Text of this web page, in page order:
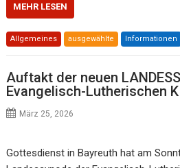
MEHR LESEN
Allgemeines ausgewählte Informationen
Auftakt der neuen
Evangelisch-Lutherischen
März 25, 2026
Gottesdienst in Bayreuth hat am